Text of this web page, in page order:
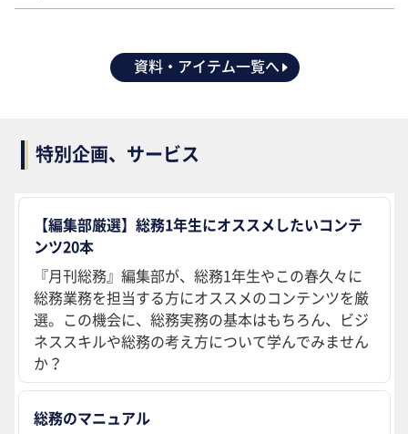
資料・アイテム一覧へ
特別企画、サービス
【編集部厳選】総務1年生にオススメしたいコンテ
ンツ20本
『月刊総務』編集部が、総務1年生やこの春久々に
総務業務を担当する方にオススメのコンテンツを厳
選。この機会に、総務実務の基本はもちろん、ビジ
ネススキルや総務の考え方について学んでみません
か？
総務のマニュアル